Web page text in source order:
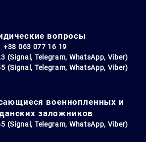
вопросы
+38 063 077 16 19
(Signal, Telegram, WhatsApp, Viber)
(Signal, Telegram, WhatsApp, Viber)
военнопленных и
заложников
(Signal, Telegram, WhatsApp, Viber)